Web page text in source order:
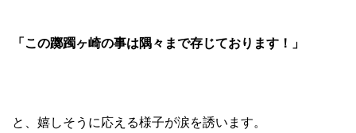
「この躑躅ヶ崎の事は隅々まで存じております！」
と、嬉しそうに応える様子が涙を誘います。